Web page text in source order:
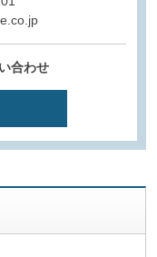
合わせ